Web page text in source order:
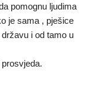
pomognu ljudima
je sama , pješice
i od tamo u